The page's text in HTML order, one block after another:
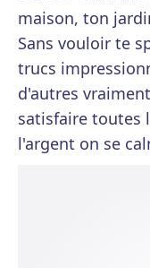
maison, ton
Sans vouloir te
trucs
d'autres
satisfaire toutes
l'argent on se